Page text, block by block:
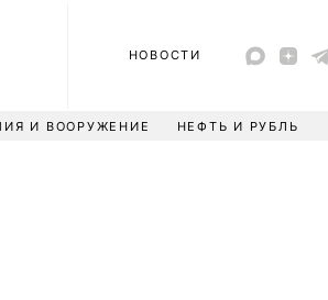
НОВОСТИ
И ВООРУЖЕНИЕ НЕФТЬ И РУБЛЬ